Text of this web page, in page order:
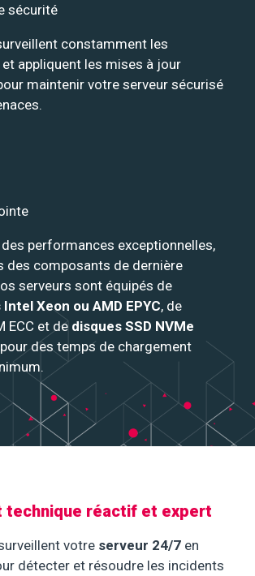
sécurité
constamment les
appliquent les mises à jour
maintenir votre serveur sécurisé
performances exceptionnelles,
des composants de dernière
serveurs sont équipés de
Xeon ou AMD EPYC, de
ECC et de disques SSD NVMe
des temps de chargement
technique réactif et expert
votre serveur 24/7 en
détecter et résoudre les incidents